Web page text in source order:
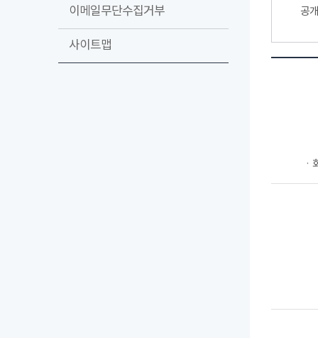
이메일무단수집거부
사이트맵
공
ㆍ